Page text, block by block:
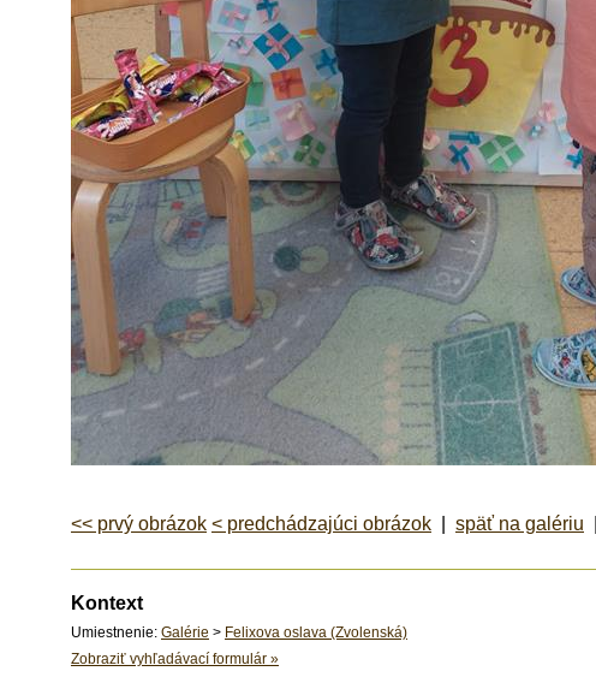
<< prvý obrázok < predchádzajúci obrázok späť na galériu
Kontext
Umiestnenie: Galérie > Felixova oslava (Zvolenská)
Zobraziť vyhľadávací formulár »